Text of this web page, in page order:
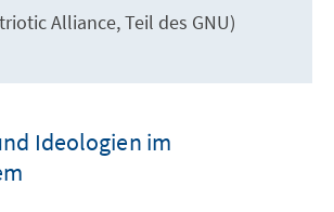
Alliance, Teil des GNU)
Ideologien im